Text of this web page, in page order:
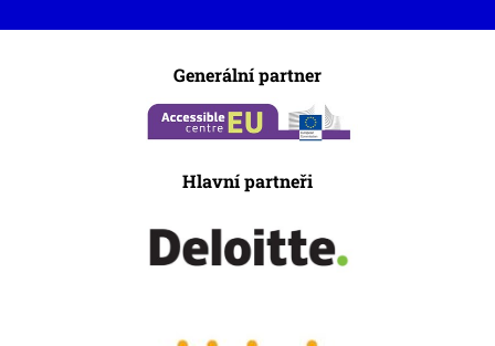
Generální partner
Hlavní partneři